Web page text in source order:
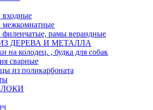
входные
межкомнатные
филенчатые, рамы верандные
ДЕРЕВА И МЕТАЛЛА
на колодец. , будка для собак
сварные
из поликарбоната